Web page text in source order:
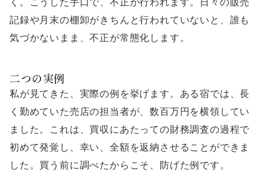
く。こうした手口で、不正が行われます。日々の販売
記録や月末の棚卸がきちんと行われていないと、誰も
気づかないまま、不正が常態化します。
二つの実例
私が見てきた、実際の例を挙げます。ある宿では、長
く勤めていた売店の担当者が、数百万円を横領してい
ました。これは、買収にあたっての財務調査の過程で
初めて発覚し、幸い、全額を返納させることができま
した。買う前に調べたからこそ、防げた例です。